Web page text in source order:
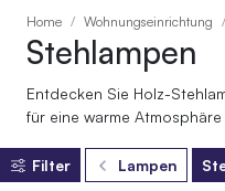
Home Wohnungseinrichtung
Stehlampen
Entdecken Sie Holz-
für eine warme
Filter Lampen